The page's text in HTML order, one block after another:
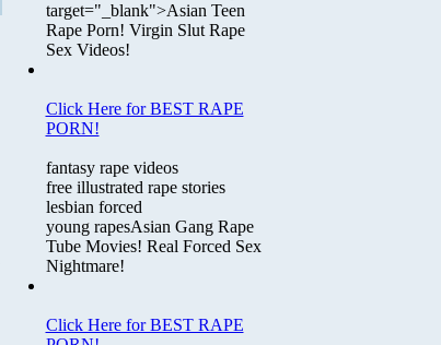
target="_blank">Asian Teen
Rape Porn! Virgin Slut Rape
Sex Videos!
Click Here for BEST RAPE
PORN!
fantasy rape videos
free illustrated rape stories
lesbian forced
young rapesAsian Gang Rape
Tube Movies! Real Forced Sex
Nightmare!
Click Here for BEST RAPE